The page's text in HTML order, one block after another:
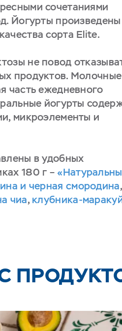
сочетаниями
Йогурты
сорта Elite.
не повод
продуктов. Молочные
часть ежедневного
йогурты
микроэлементы и
в удобных
180 г –
и черная смородина,
чиа,клубника-